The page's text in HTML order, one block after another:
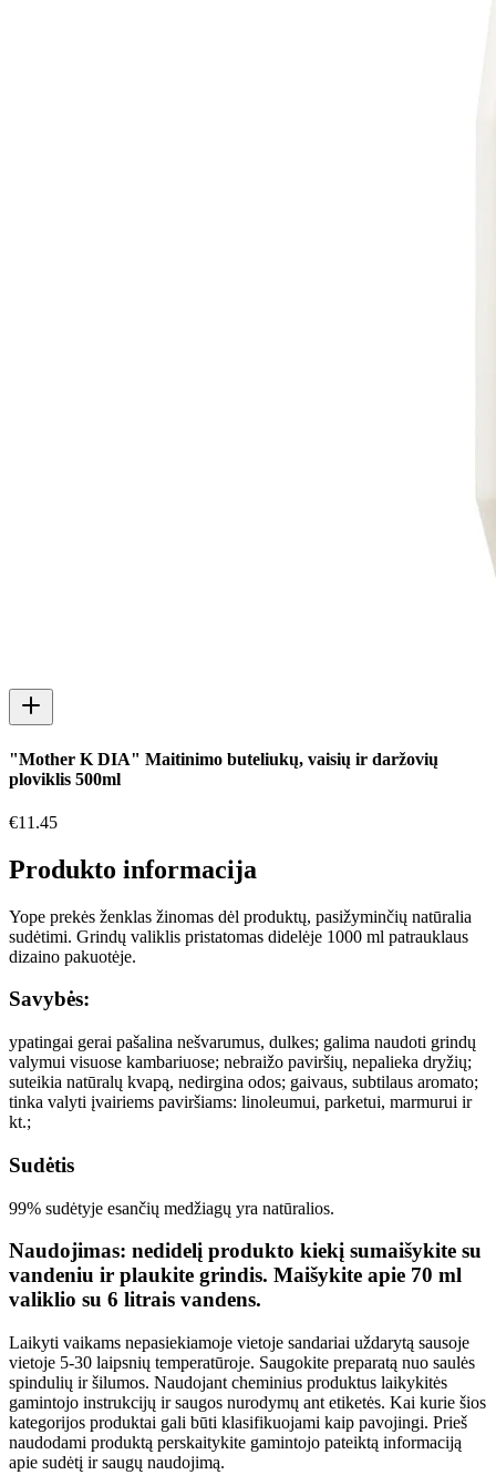
"Mother K DIA" Maitinimo buteliukų, vaisių ir daržovių
ploviklis 500ml
€11.45
Produkto informacija
Yope prekės ženklas žinomas dėl produktų, pasižyminčių natūralia
sudėtimi. Grindų valiklis pristatomas didelėje 1000 ml patrauklaus
dizaino pakuotėje.
Savybės:
ypatingai gerai pašalina nešvarumus, dulkes; galima naudoti grindų
valymui visuose kambariuose; nebraižo paviršių, nepalieka dryžių;
suteikia natūralų kvapą, nedirgina odos; gaivaus, subtilaus aromato;
tinka valyti įvairiems paviršiams: linoleumui, parketui, marmurui ir
kt.;
Sudėtis
99% sudėtyje esančių medžiagų yra natūralios.
Naudojimas: nedidelį produkto kiekį sumaišykite su
vandeniu ir plaukite grindis. Maišykite apie 70 ml
valiklio su 6 litrais vandens.
Laikyti vaikams nepasiekiamoje vietoje sandariai uždarytą sausoje
vietoje 5-30 laipsnių temperatūroje. Saugokite preparatą nuo saulės
spindulių ir šilumos. Naudojant cheminius produktus laikykitės
gamintojo instrukcijų ir saugos nurodymų ant etiketės. Kai kurie šios
kategorijos produktai gali būti klasifikuojami kaip pavojingi. Prieš
naudodami produktą perskaitykite gamintojo pateiktą informaciją
apie sudėtį ir saugų naudojimą.